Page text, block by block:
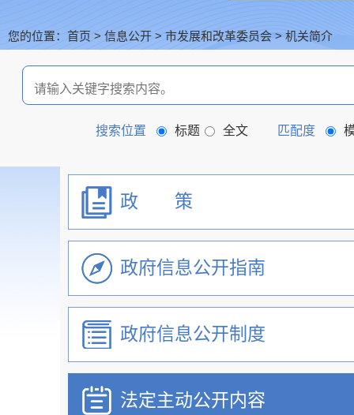
您的位置： 首页 > 信息公开 > 市发展和改革委员会 > 机关简介
搜索位置 标题 全文 匹配度
政 策
政府信息公开指南
政府信息公开制度
法定主动公开内容